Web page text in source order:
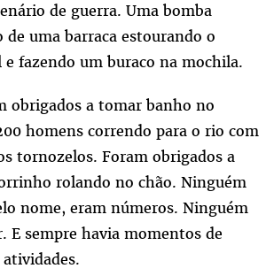
de guerra. Uma bomba
uma barraca estourando o
fazendo um buraco na mochila.
obrigados a tomar banho no
homens correndo para o rio com
tornozelos. Foram obrigados a
rolando no chão. Ninguém
nome, eram números. Ninguém
E sempre havia momentos de